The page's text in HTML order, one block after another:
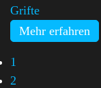
Grifte
Mehr erfahren
1
2